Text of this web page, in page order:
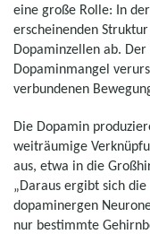
eine große Rolle: In
erscheinenden
Dopaminzellen ab.
Dopaminmangel
verbundenen
Die Dopamin
weiträumige
aus, etwa in die
„Daraus ergibt sich
dopaminergen
nur bestimmte